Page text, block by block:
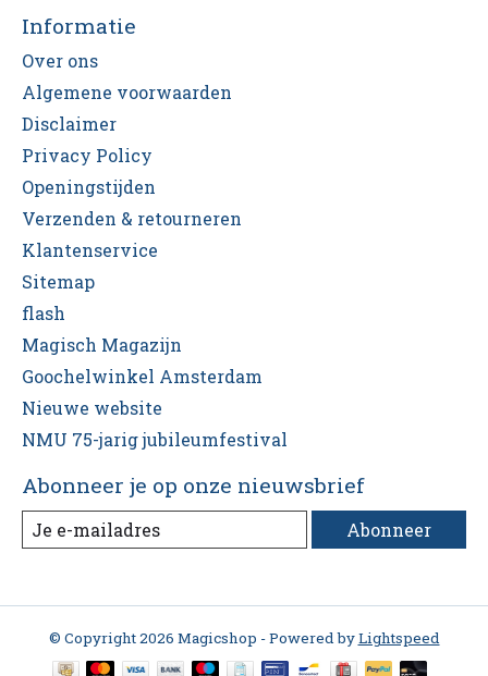
Informatie
Over ons
Algemene voorwaarden
Disclaimer
Privacy Policy
Openingstijden
Verzenden & retourneren
Klantenservice
Sitemap
flash
Magisch Magazijn
Goochelwinkel Amsterdam
Nieuwe website
NMU 75-jarig jubileumfestival
Abonneer je op onze nieuwsbrief
Abonneer
© Copyright 2026 Magicshop - Powered byLightspeed